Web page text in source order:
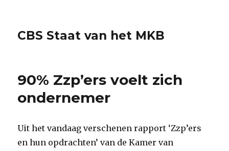
CBS Staat van het MKB
90% Zzp’ers voelt zich
ondernemer
Uit het vandaag verschenen rapport ‘Zzp’ers
en hun opdrachten’ van de Kamer van